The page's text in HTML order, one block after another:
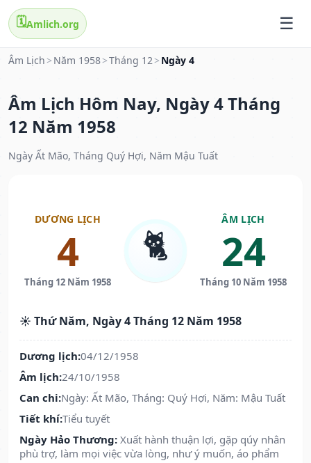
🗓️Amlich.org
Âm Lịch > Năm 1958>Tháng 12> Ngày 4
Âm Lịch Hôm Nay, Ngày 4 Tháng
12 Năm 1958
Ngày Ất Mão, Tháng Quý Hợi, Năm Mậu Tuất
DƯƠNG LỊCH
4
Tháng 12 Năm 1958
🐈
ÂM LỊCH
24
Tháng 10 Năm 1958
☀️ Thứ Năm, Ngày 4 Tháng 12 Năm 1958
Dương lịch:04/12/1958
Âm lịch:24/10/1958
Can chi:Ngày: Ất Mão, Tháng: Quý Hợi, Năm: Mậu Tuất
Tiết khí:Tiểu tuyết
Ngày Hảo Thương: Xuất hành thuận lợi, gặp qúy nhân
phù trợ, làm mọi việc vừa lòng, như ý muốn, áo phẩm